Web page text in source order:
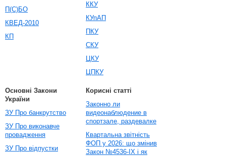
П(С)БО
КВЕД-2010
КП
ККУ
КУпАП
ПКУ
СКУ
ЦКУ
ЦПКУ
Основні Закони
України
ЗУ Про банкрутство
ЗУ Про виконавче
провадження
ЗУ Про відпустки
Корисні статті
Законно ли
видеонаблюдение в
спортзале, раздевалке
Квартальна звітність
ФОП у 2026: що змінив
Закон №4536-IX і як